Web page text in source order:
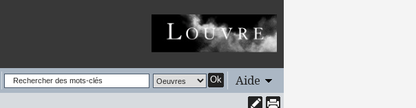
Ok Aide